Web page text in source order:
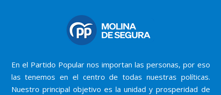
En el Partido Popular nos importan las personas, por eso
las tenemos en el centro de todas nuestras políticas.
Nuestro principal objetivo es la unidad y prosperidad de